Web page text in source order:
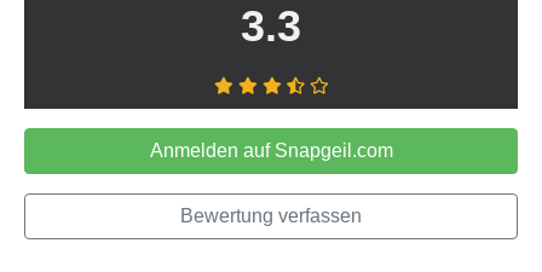
3.3
Anmelden auf Snapgeil.com
Bewertung verfassen